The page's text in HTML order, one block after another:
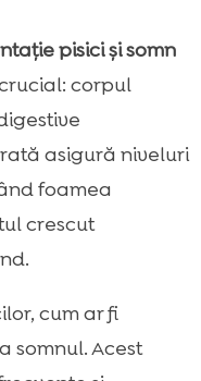
pisici și somn
corpul
asigură niveluri
foamea
crescut
cum ar fi
somnul. Acest